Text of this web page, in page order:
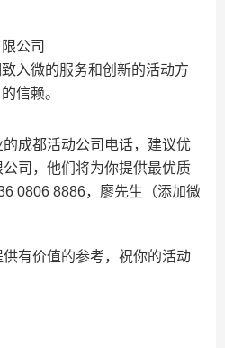
公司
入微的服务和创新的活动方
信赖。
成都活动公司电话，建议优
司，他们将为你提供最优质
0806 8886，廖先生（添加微
有价值的参考，祝你的活动